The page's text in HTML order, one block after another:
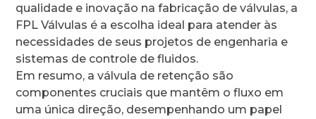
qualidade e inovação na fabricação de válvulas, a
FPL Válvulas é a escolha ideal para atender às
necessidades de seus projetos de engenharia e
sistemas de controle de fluidos.
Em resumo, a válvula de retenção são
componentes cruciais que mantêm o fluxo em
uma única direção, desempenhando um papel